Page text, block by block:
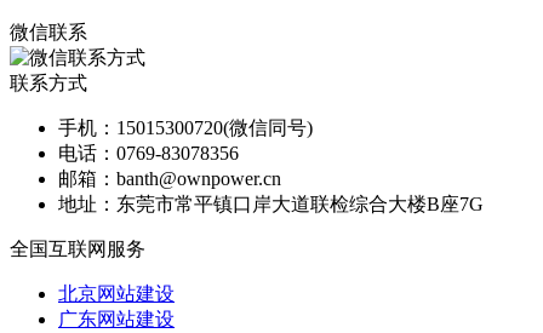
微信联系
联系方式
手机： 15015300720(微信同号)
电话： 0769-83078356
邮箱： banth@ownpower.cn
地址： 东莞市常平镇口岸大道联检综合大楼B座7G
全国互联网服务
北京网站建设
广东网站建设